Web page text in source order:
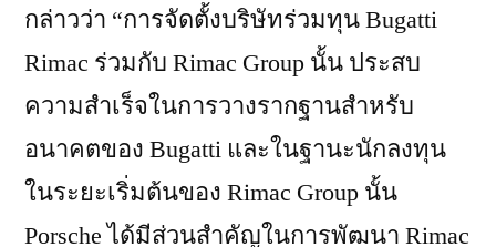
กล่าวว่า “การจัดตั้งบริษัทร่วมทุน Bugatti
Rimac ร่วมกับ Rimac Group นั้น ประสบ
ความสำเร็จในการวางรากฐานสำหรับ
อนาคตของ Bugatti และในฐานะนักลงทุน
ในระยะเริ่มต้นของ Rimac Group นั้น
Porsche ได้มีส่วนสำคัญในการพัฒนา Rimac